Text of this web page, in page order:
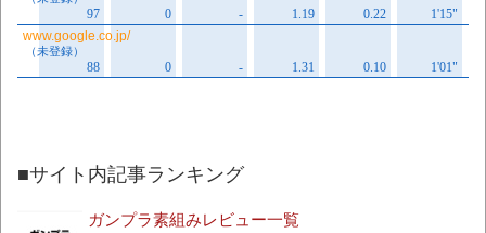
■サイト内記事ランキング
ガンプラ素組みレビュー一覧